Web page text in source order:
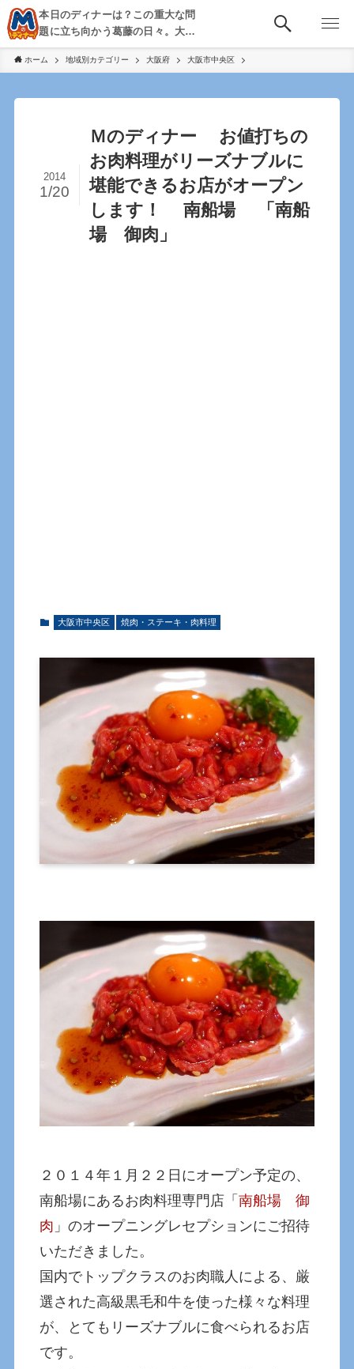
本日のディナーは？この重大な問
題に立ち向かう葛藤の日々。大
阪・京都・神戸を中心とした食べ
歩き、飲み歩きを綴る。
ホーム 地域別カテゴリー 大阪府 大阪市中央区
Ｍのディナー お値打ちの
お肉料理がリーズナブルに
堪能できるお店がオープン
します！ 南船場 「南船
場 御肉」
2014
1/20
大阪市中央区 焼肉・ステーキ・肉料理
２０１４年１月２２日にオープン予定の、
南船場にあるお肉料理専門店「南船場 御
肉 」のオープニングレセプションにご招待
いただきました。
国内でトップクラスのお肉職人による、厳
選された高級黒毛和牛を使った様々な料理
が、とてもリーズナブルに食べられるお店
です。